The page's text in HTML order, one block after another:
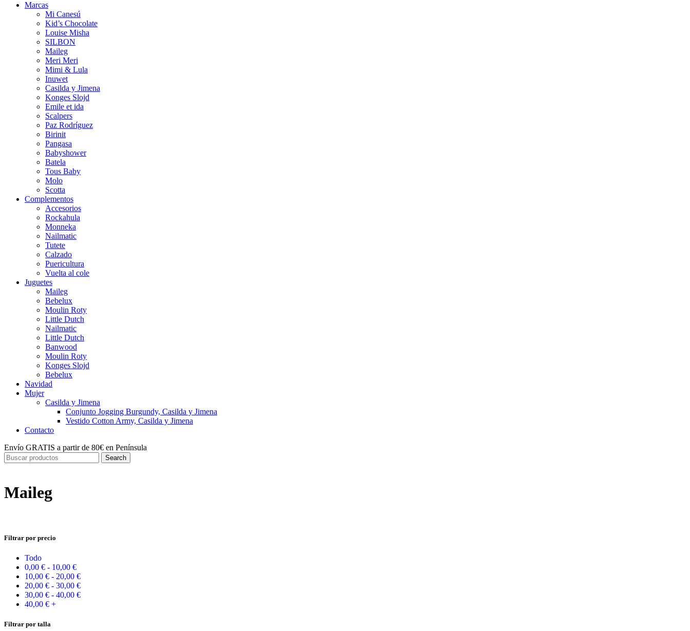
Marcas
Mi Canesú
Kid’s Chocolate
Louise Misha
SILBON
Maileg
Meri Meri
Mimi & Lula
Inuwet
Casilda y Jimena
Konges Slojd
Emile et ida
Scalpers
Paz Rodríguez
Birinit
Pangasa
Babyshower
Batela
Tous Baby
Molo
Scotta
Complementos
Accesorios
Rockahula
Monneka
Nailmatic
Tutete
Calzado
Puericultura
Vuelta al cole
Juguetes
Maileg
Bebelux
Moulin Roty
Little Dutch
Nailmatic
Little Dutch
Banwood
Moulin Roty
Konges Slojd
Bebelux
Navidad
Mujer
Casilda y Jimena
Conjunto Jogging Burgundy, Casilda y Jimena
Vestido Cotton Army, Casilda y Jimena
Contacto
Envío GRATIS a partir de 80€ en Península
Search
Maileg
Filtrar por precio
Todo
0,00 € - 10,00 €
10,00 € - 20,00 €
20,00 € - 30,00 €
30,00 € - 40,00 €
40,00 € +
Filtrar por talla